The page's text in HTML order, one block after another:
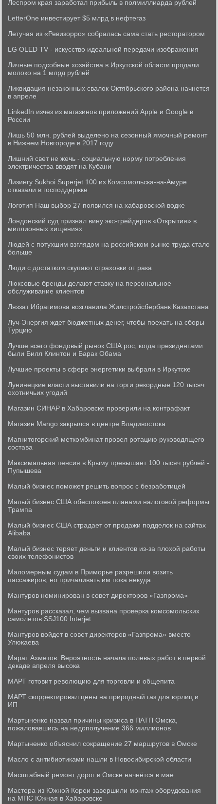
Леспром края заработал прибыль в полмиллиарда рублей
LetterOne инвестирует $5 млрд в нефтегаз
Летучая из «Ревизорро» собралась сама стать ресторатором
LG OLED TV - искусство идеальной передачи изображения
Личные подсобные хозяйства в Иркутской области продали
молоко на 1 млрд рублей
Ликвидация незаконных свалок Октябрьского района начнется
в апреле
LinkedIn изчез из магазинов приложений Apple и Google в
России
Лишь 50 млн. рублей выделено на сезонный ямочный ремонт
в Нижнем Новгороде в 2017 году
Лишний свет не жечь - социальную норму потребления
электричества вводят на Кубани
Лизингу Sukhoi Superjet 100 из Комсомольска-на-Амуре
отказали в господдержке
Логотип Наш выбор 27 появился на хабаровской водке
Лондонский суд признал вину экс-трейдеров «Открытия» в
миллионных хищениях
Людей с потухшим взглядом на российском рынке труда стало
больше
Люди с достатком скупают страховки от рака
Люксовые бренды делают ставку на персональное
обслуживание клиентов
Ляззат Ибрагимова возглавила Жилстройсбербанк Казахстана
Луч-Энергия ждет бюджетных денег, чтобы поехать на сборы
Турцию
Лучше всего фондовый рынок США рос, когда президентами
были Билл Клинтон и Барак Обама
Лучшие проекты в сфере энергетики выбрали в Иркутске
Лунинецкие власти выставили на торги рекордные 120 тысяч
охотничьих угодий
Магазин СИНАР в Хабаровске проверили на контрафакт
Магазин Mango закрылся в центре Владивостока
Магнитогорский меткомбинат провел ротацию руководящего
состава
Максимальная пенсия в Крыму превышает 100 тысяч рублей -
Пупышева
Малый бизнес поможет решить вопрос с безработицей
Малый бизнес США обеспокоен планами налоговой реформы
Трампа
Малый бизнес США страдает от продажи подделок на сайтах
Alibaba
Малый бизнес теряет деньги и клиентов из-за плохой работы
своих телефонистов
Маломерным судам в Приморье разрешили возить
пассажиров, но причаливать им пока некуда
Мантуров номинирован в совет директоров «Газпрома»
Мантуров рассказал, чем вызвана проверка комсомольских
самолетов SSJ100 Interjet
Мантуров войдет в совет директоров «Газпрома» вместо
Улюкаева
Марат Ахметов: Вероятность начала полевых работ в первой
декаде апреля высока
МАРТ готовит революцию для торговли и общепита
МАРТ скорректировал цены на природный газ для юрлиц и
ИП
Мартыненко назвал причины кризиса в ПАТП Омска,
пожаловавшись на недополучение 366 миллионов
Мартыненко объяснил сокращение 27 маршрутов в Омске
Масло с антибиотиками нашли в Новосибирской области
Масштабный ремонт дорог в Омске начнётся в мае
Мастера из Южной Кореи завершили монтаж оборудования
на МПС Южная в Хабаровске